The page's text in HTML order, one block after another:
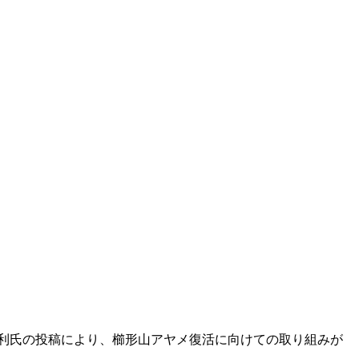
の投稿により、櫛形山アヤメ復活に向けての取り組みが